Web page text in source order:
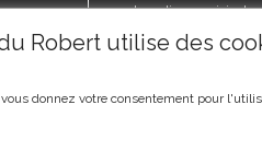
Robert utilise des
donnez votre consentement pour
La police municipale
prévention